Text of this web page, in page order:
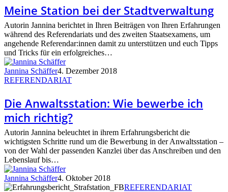
bei
der
Stadtverwaltung
Meine Station bei der Stadtverwaltung
Autorin Jannina berichtet in Ihren Beiträgen von Ihren Erfahrungen
während des Referendariats und des zweiten Staatsexamens, um
angehende Referendar:innen damit zu unterstützen und euch Tipps
und Tricks für ein erfolgreiches…
Jannina Schäffer4. Dezember 2018
Die
Wie
bewerbe
ich
mich
richtig?
REFERENDARIAT
Die Anwaltsstation: Wie bewerbe ich
mich richtig?
Autorin Jannina beleuchtet in ihrem Erfahrungsbericht die
wichtigsten Schritte rund um die Bewerbung in der Anwaltsstation –
von der Wahl der passenden Kanzlei über das Anschreiben und den
Lebenslauf bis…
Jannina Schäffer4. Oktober 2018
Die
REFERENDARIAT